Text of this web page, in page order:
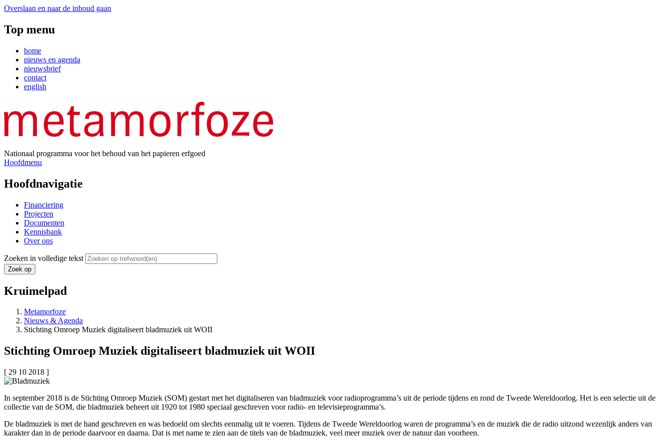
Overslaan en naar de inhoud gaan
Top menu
home
nieuws en agenda
nieuwsbrief
contact
english
Nationaal programma voor het behoud van het papieren erfgoed
Hoofdmenu
Hoofdnavigatie
Financiering
Projecten
Documenten
Kennisbank
Over ons
Zoeken in volledige tekst
Kruimelpad
Metamorfoze
Nieuws & Agenda
Stichting Omroep Muziek digitaliseert bladmuziek uit WOII
Stichting Omroep Muziek digitaliseert bladmuziek uit WOII
[ 29 10 2018 ]
In september 2018 is de Stichting Omroep Muziek (SOM) gestart met het digitaliseren van bladmuziek voor radioprogramma’s uit de periode tijdens en rond de Tweede Wereldoorlog. Het is een selectie uit de
collectie van de SOM, die bladmuziek beheert uit 1920 tot 1980 speciaal geschreven voor radio- en televisieprogramma’s.
De bladmuziek is met de hand geschreven en was bedoeld om slechts eenmalig uit te voeren. Tijdens de Tweede Wereldoorlog waren de programma’s en de muziek die de radio uitzond wezenlijk anders van
karakter dan in de periode daarvoor en daarna. Dat is met name te zien aan de titels van de bladmuziek, veel meer muziek over de natuur dan voorheen.